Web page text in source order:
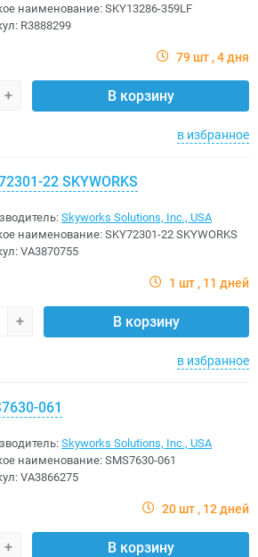
наименование: SKY13286-359LF
R3888299
79 шт 4 дня
+ В корзину
в избранное
22 SKYWORKS
Skyworks Solutions, Inc., USA
наименование: SKY72301-22 SKYWORKS
VA3870755
1 шт 11 дней
+ В корзину
в избранное
061
Skyworks Solutions, Inc., USA
наименование: SMS7630-061
VA3866275
20 шт 12 дней
+ В корзину